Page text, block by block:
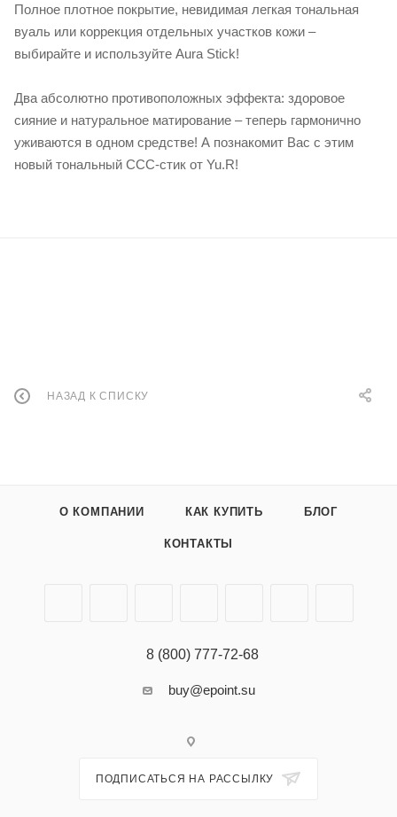
Полное плотное покрытие, невидимая легкая тональная
вуаль или коррекция отдельных участков кожи –
выбирайте и используйте Aura Stick! ⠀
Два абсолютно противоположных эффекта: здоровое
сияние и натуральное матирование – теперь гармонично
уживаются в одном средстве! А познакомит Вас с этим
новый тональный ССС-стик от Yu.R!
НАЗАД К СПИСКУ
О КОМПАНИИ КАК КУПИТЬ БЛОГ
КОНТАКТЫ
8 (800) 777-72-68
buy@epoint.su
ПОДПИСАТЬСЯ НА РАССЫЛКУ